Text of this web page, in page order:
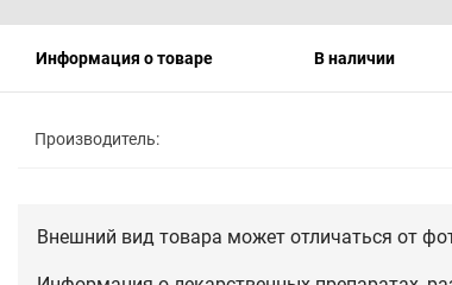
Информация о товаре В наличии
Производитель:
Внешний вид товара может отличаться от